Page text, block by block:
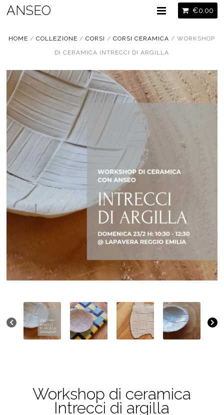
ANSEO €0.00
HOME /COLLEZIONE /CORSI /CORSI CERAMICA / WORKSHOP
DI CERAMICA INTRECCI DI ARGILLA
Workshop di ceramica
Intrecci di argilla